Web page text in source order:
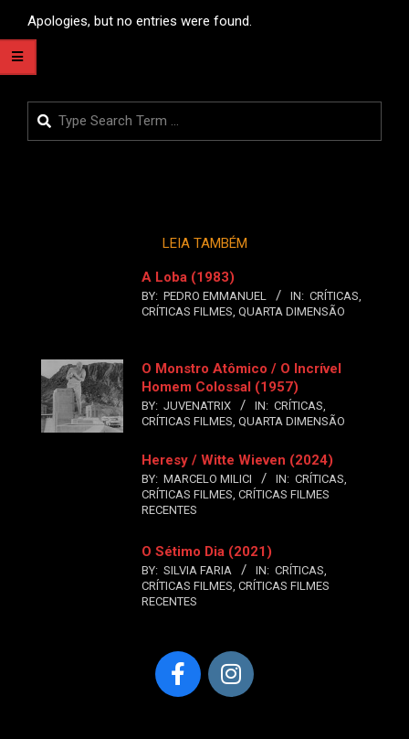
Apologies, but no entries were found.
Search
LEIA TAMBÉM
A Loba (1983)
BY: PEDRO EMMANUEL IN: CRÍTICAS,
CRÍTICAS FILMES, QUARTA DIMENSÃO
O Monstro Atômico / O Incrível
Homem Colossal (1957)
BY: JUVENATRIX IN: CRÍTICAS,
CRÍTICAS FILMES, QUARTA DIMENSÃO
Heresy / Witte Wieven (2024)
BY: MARCELO MILICI IN: CRÍTICAS,
CRÍTICAS FILMES, CRÍTICAS FILMES
RECENTES
O Sétimo Dia (2021)
BY: SILVIA FARIA IN: CRÍTICAS,
CRÍTICAS FILMES, CRÍTICAS FILMES
RECENTES